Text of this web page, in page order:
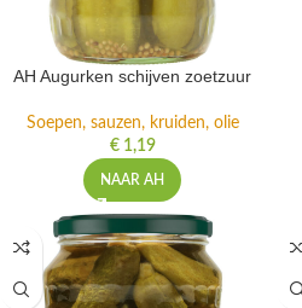
AH Augurken schijven zoetzuur
Soepen, sauzen, kruiden, olie
€1,19
NAAR AH